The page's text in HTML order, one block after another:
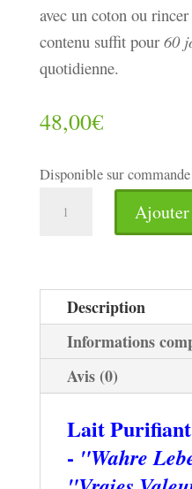
avec un coton ou
contenu suffit pour 60
quotidienne.
48,00€
Disponible sur commande
pour
Visage
Ajouter
Description
Informations
Avis (0)
Lait
- "Wahre